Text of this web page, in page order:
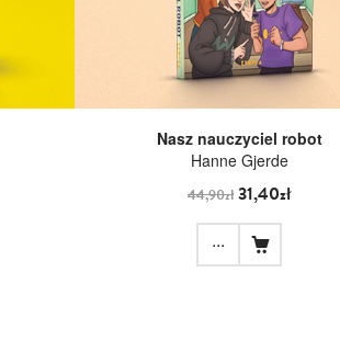
Nasz nauczyciel robot
Hanne Gjerde
44,90zł31,40zł
...